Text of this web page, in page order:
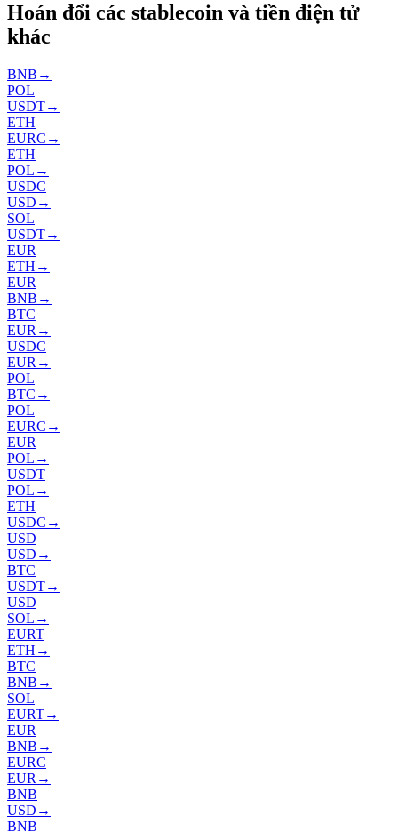
Hoán đổi các stablecoin và tiền điện tử
khác
BNB →
POL
USDT→
ETH
EURC →
ETH
POL →
USDC
USD →
SOL
USDT→
EUR
ETH →
EUR
BNB →
BTC
EUR →
USDC
EUR →
POL
BTC →
POL
EURC →
EUR
POL →
USDT
POL →
ETH
USDC →
USD
USD →
BTC
USDT→
USD
SOL →
EURT
ETH →
BTC
BNB →
SOL
EURT→
EUR
BNB →
EURC
EUR →
BNB
USD →
BNB